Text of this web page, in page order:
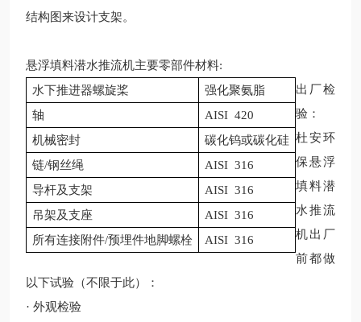
结构图来设计支架。
悬浮填料潜水推流机主要零部件材料:
水下推进器螺旋桨
强化聚氨脂
轴
AISI 420
机械密封
碳化钨或碳化硅
链/钢丝绳 AISI 316
导杆及支架
AISI 316
吊架及支座
AISI 316
所有连接附件/预埋件地脚螺栓 AISI 316
出厂检
验 ：
杜安环
保悬浮
填料潜
水推流
机出厂
前都做
以下试验（不限于此）：
· 外观检验